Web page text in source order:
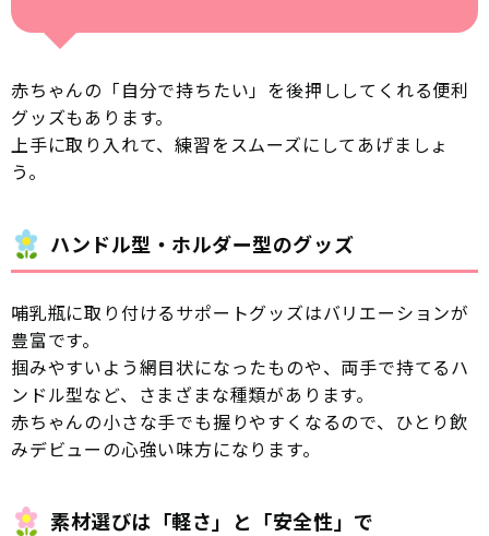
赤ちゃんの「自分で持ちたい」を後押ししてくれる便利
グッズもあります。
上手に取り入れて、練習をスムーズにしてあげましょ
う。
ハンドル型・ホルダー型のグッズ
哺乳瓶に取り付けるサポートグッズはバリエーションが
豊富です。
掴みやすいよう網目状になったものや、両手で持てるハ
ンドル型など、さまざまな種類があります。
赤ちゃんの小さな手でも握りやすくなるので、ひとり飲
みデビューの心強い味方になります。
素材選びは「軽さ」と「安全性」で